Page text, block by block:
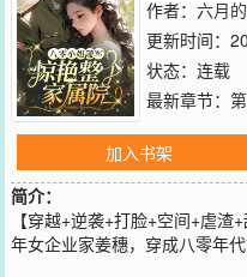
作者： 六月
更新时间：
状态：连载
最新章节：
加入书架
简介：
【穿越+逆袭+打脸+空间+虐
年女企业家姜穗，穿成八零年